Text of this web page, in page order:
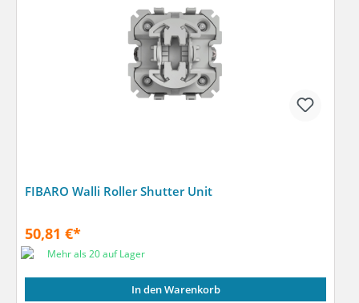
FIBARO Walli Roller Shutter Unit
50,81 €*
Mehr als 20 auf Lager
In den Warenkorb